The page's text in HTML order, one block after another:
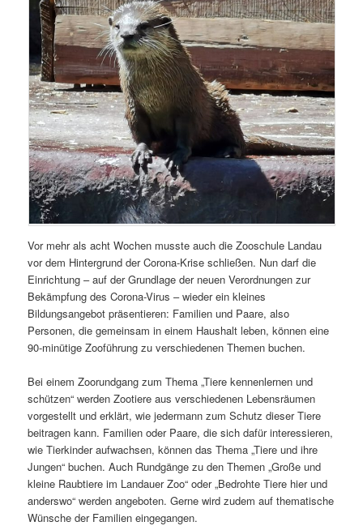
Vor mehr als acht Wochen musste auch die Zooschule Landau
vor dem Hintergrund der Corona-Krise schließen. Nun darf die
Einrichtung – auf der Grundlage der neuen Ver­ordnungen zur
Bekämpfung des Corona-Virus – wieder ein kleines
Bildungsangebot prä­sentieren: Familien und Paare, also
Personen, die gemeinsam in einem Haushalt leben, können eine
90-minütige Zooführung zu verschiedenen Themen buchen.
Bei einem Zoorundgang zum Thema „Tiere kennenlernen und
schützen“ werden Zoo­tiere aus verschiedenen Lebensräumen
vorgestellt und erklärt, wie jedermann zum Schutz dieser Tiere
beitragen kann. Familien oder Paare, die sich dafür interessieren,
wie Tierkinder aufwachsen, können das Thema „Tiere und ihre
Jungen“ buchen. Auch Rundgänge zu den Themen „Große und
kleine Raubtiere im Landauer Zoo“ oder „Be­drohte Tiere hier und
anderswo“ werden angeboten. Gerne wird zudem auf themati­sche
Wünsche der Familien eingegangen.